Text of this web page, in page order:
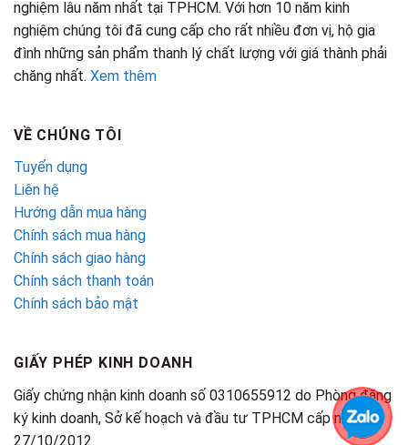
nghiệm lâu năm nhất tại TPHCM. Với hơn 10 năm kinh
nghiệm chúng tôi đã cung cấp cho rất nhiều đơn vị, hộ gia
đình những sản phẩm thanh lý chất lượng với giá thành phải
chăng nhất. Xem thêm
VỀ CHÚNG TÔI
Tuyển dụng
Liên hệ
Hướng dẫn mua hàng
Chính sách mua hàng
Chính sách giao hàng
Chính sách thanh toán
Chính sách bảo mật
GIẤY PHÉP KINH DOANH
Giấy chứng nhận kinh doanh số 0310655912 do Phòng đăng
ký kinh doanh, Sở kế hoạch và đầu tư TPHCM cấp ngày
27/10/2012.